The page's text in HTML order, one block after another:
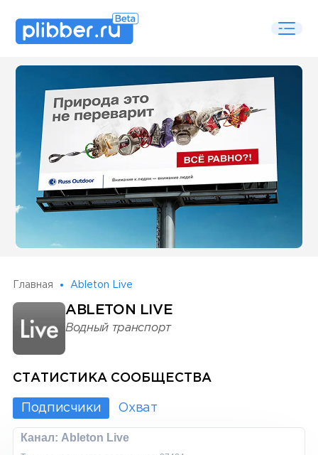
Some SEO Title
Главная Ableton Live
ABLETON LIVE
Водный транспорт
СТАТИСТИКА СООБЩЕСТВА
Подписчики Охват
Канал: Ableton Live